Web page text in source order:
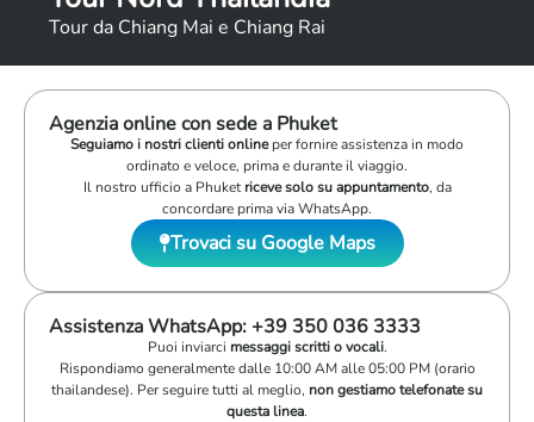
Tour da Chiang Mai e Chiang Rai
Agenzia online con sede a Phuket
Seguiamo i nostri clienti onlineper fornire assistenza in modo
ordinato e veloce, prima e durante il viaggio.
Il nostro ufficio a Phuketriceve solo su appuntamento, da
concordare prima via WhatsApp.
Trovaci su Google Maps
Assistenza WhatsApp: +39 350 036 3333
Puoi inviarci messaggi scritti o vocali.
Rispondiamo generalmente dalle 10:00 AM alle 05:00 PM (orario
thailandese). Per seguire tutti al meglio, non gestiamo telefonate su
questa linea.